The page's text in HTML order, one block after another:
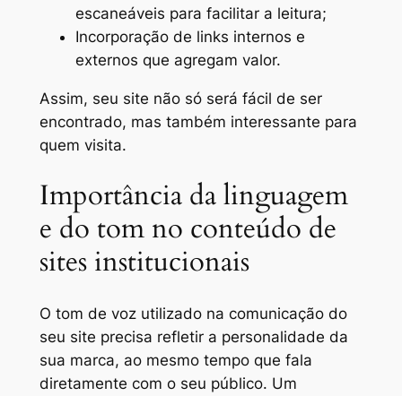
escaneáveis para facilitar a leitura;
Incorporação de links internos e
externos que agregam valor.
Assim, seu site não só será fácil de ser
encontrado, mas também interessante para
quem visita.
Importância da linguagem
e do tom no conteúdo de
sites institucionais
O tom de voz utilizado na comunicação do
seu site precisa refletir a personalidade da
sua marca, ao mesmo tempo que fala
diretamente com o seu público. Um